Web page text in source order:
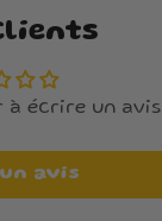
à écrire un avis
avis